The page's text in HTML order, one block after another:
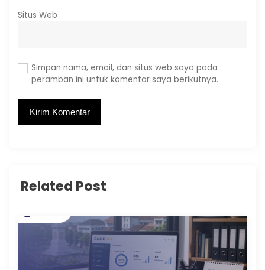
Situs Web
Simpan nama, email, dan situs web saya pada
peramban ini untuk komentar saya berikutnya.
Related Post